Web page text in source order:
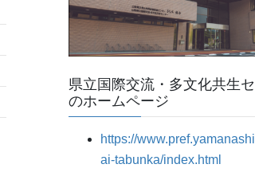
県立国際交流・多文化共生
のホームページ
https://
ai-tabunka/index.html